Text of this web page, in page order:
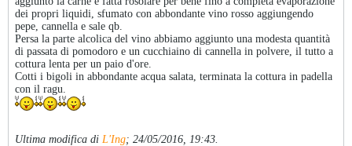
dei propri liquidi, sfumato con abbondante vino rosso aggiungendo
pepe, cannella e sale qb.
Persa la parte alcolica del vino abbiamo aggiunto una modesta quantità
di passata di pomodoro e un cucchiaino di cannella in polvere, il tutto a
cottura lenta per un paio d'ore.
Cotti i bigoli in abbondante acqua salata, terminata la cottura in padella
con il ragu.
Ultima modifica di L'Ing; 24/05/2016, 19:43.